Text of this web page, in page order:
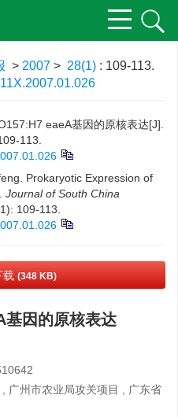
> 2007 > 28(1) : 109-113.
eaeA基因的原核表达[J].
113.
Prokaryotic Expression of
Journal of South China
109-113.
载 (348 KB)
基因的原核表达
广州市农业局攻关项目 , 广东省